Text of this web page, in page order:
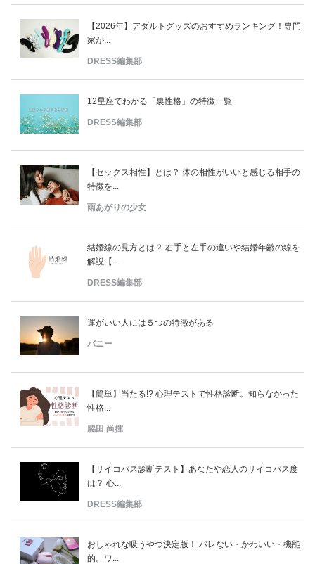
【2026年】アダルトグッズのおすすめランキング！専門
家が...
DRESS編集部
12星座でわかる「裏性格」の特徴一覧
DRESS編集部
【セックス相性】とは？ 体の相性がいいと感じる相手の
特徴を...
雨あがりの少女
結婚線の見方とは？ 右手と左手の違いや結婚年齢の線を
解説【...
DRESS編集部
運がいい人には５つの特徴がある
バニー
【簡単】当たる!? 心理テストで性格診断。知らなかった
性格...
脇田 尚揮
【サイコパス診断テスト】あなたや恋人のサイコパス度
は？ 心...
DRESS編集部
おしゃれな吸うやつ決定版！ バレない・かわいい・機能
的。ワ...